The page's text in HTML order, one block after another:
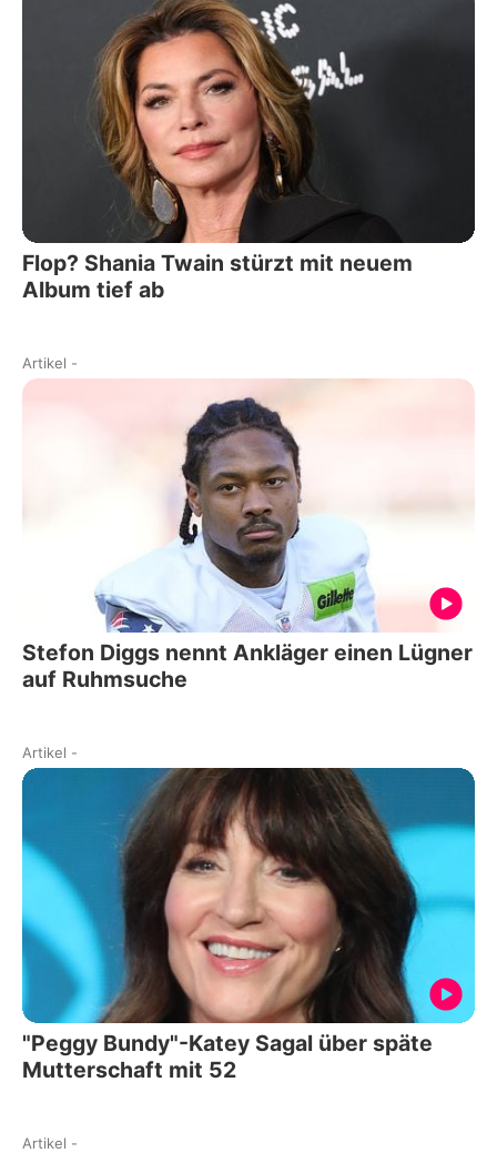
Flop? Shania Twain stürzt mit neuem
Album tief ab
Artikel -
Stefon Diggs nennt Ankläger einen Lügner
auf Ruhmsuche
Artikel -
"Peggy Bundy"-Katey Sagal über späte
Mutterschaft mit 52
Artikel -